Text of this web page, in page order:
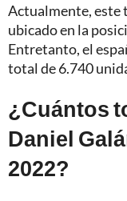
Actualmente, este
ubicado en la
Entretanto, el
total de 6.740
¿Cuántos
Daniel
2022?